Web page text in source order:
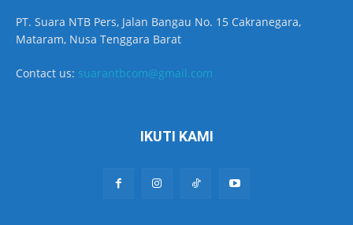
PT. Suara NTB Pers, Jalan Bangau No. 15 Cakranegara,
Mataram, Nusa Tenggara Barat
Contact us: suarantbcom@gmail.com
IKUTI KAMI